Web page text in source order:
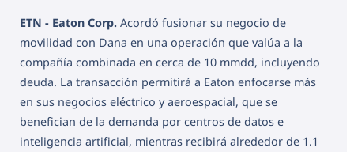
ETN - Eaton Corp. Acordó fusionar su negocio de
movilidad con Dana en una operación que valúa a la
compañía combinada en cerca de 10 mmdd, incluyendo
deuda. La transacción permitirá a Eaton enfocarse más
en sus negocios eléctrico y aeroespacial, que se
benefician de la demanda por centros de datos e
inteligencia artificial, mientras recibirá alrededor de 1.1